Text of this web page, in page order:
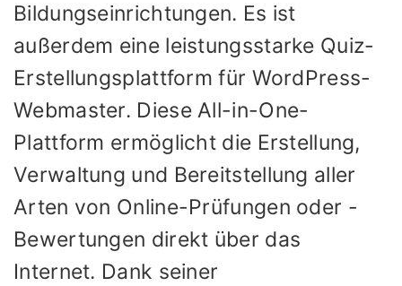
Bildungseinrichtungen. Es ist
außerdem eine leistungsstarke Quiz-
Erstellungsplattform für WordPress-
Webmaster. Diese All-in-One-
Plattform ermöglicht die Erstellung,
Verwaltung und Bereitstellung aller
Arten von Online-Prüfungen oder -
Bewertungen direkt über das
Internet. Dank seiner